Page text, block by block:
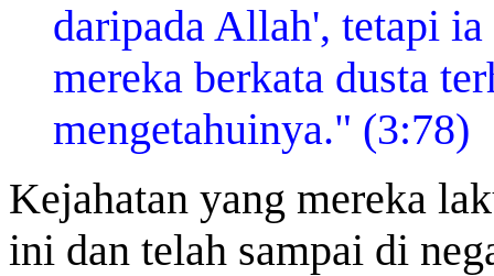
daripada Allah', tetapi
mereka berkata dusta
mengetahuinya." (3:78)
Kejahatan yang mereka
ini dan telah sampai di